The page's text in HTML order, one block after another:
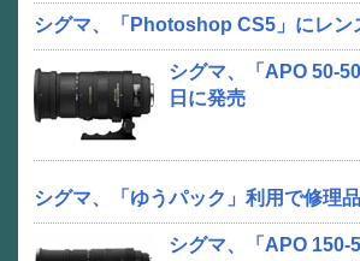
シグマ、「Photoshop CS5」にレン
シグマ、「APO 50-
日に発売
シグマ、「ゆうパック」利用で修理
シグマ、「APO 150-